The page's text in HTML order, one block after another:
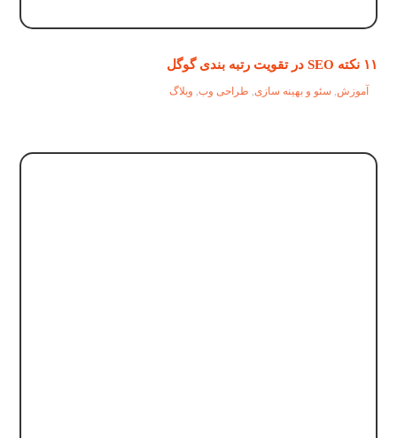
۱۱ نکته SEO در تقویت رتبه بندی گوگل
آموزش, سئو و بهینه سازی, طراحی وب, وبلاگ